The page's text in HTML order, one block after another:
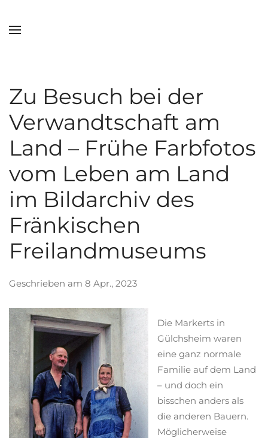
Zu Besuch bei der
Verwandtschaft am
Land – Frühe Farbfotos
vom Leben am Land
im Bildarchiv des
Fränkischen
Freilandmuseums
Geschrieben am 8 Apr., 2023
Die Markerts in
Gülchsheim waren
eine ganz normale
Familie auf dem Land
– und doch ein
bisschen anders als
die anderen Bauern.
Möglicherweise